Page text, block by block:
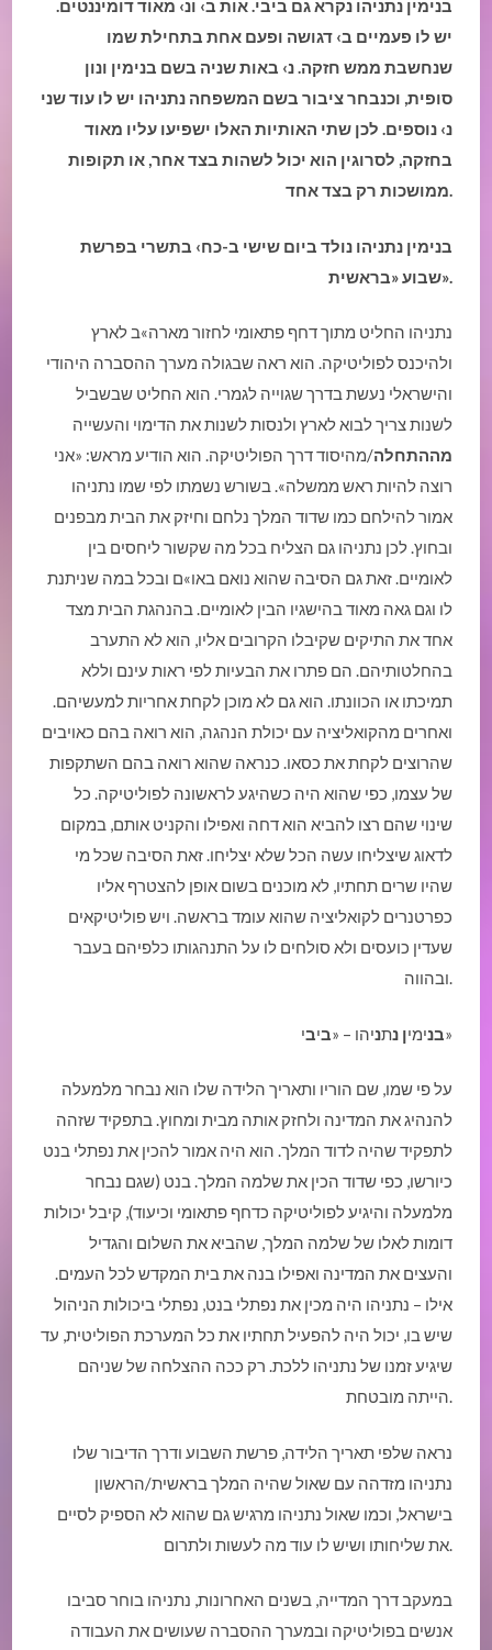
בנימין נתניהו נקרא גם ביבי. אות ב› ונ› מאוד דומיננטים.
יש לו פעמיים ב› דגושה ופעם אחת בתחילת שמו
שנחשבת ממש חזקה. נ› באות שניה בשם בנימין ונון
סופית, וכנבחר ציבור בשם המשפחה נתניהו יש לו עוד שני
נ› נוספים. לכן שתי האותיות האלו ישפיעו עליו מאוד
בחזקה, לסרוגין הוא יכול לשהות בצד אחר, או תקופות
ממושכות רק בצד אחד.
בנימין נתניהו נולד ביום שישי ב-כח› בתשרי בפרשת
שבוע «בראשית».
נתניהו החליט מתוך דחף פתאומי לחזור מארה»ב לארץ
ולהיכנס לפוליטיקה. הוא ראה שבגולה מערך ההסברה היהודי
והישראלי נעשת בדרך שגוייה לגמרי. הוא החליט שבשביל
לשנות צריך לבוא לארץ ולנסות לשנות את הדימוי והעשייה
מההתחלה/מהיסוד דרך הפוליטיקה. הוא הודיע מראש: «אני
רוצה להיות ראש ממשלה». בשורש נשמתו לפי שמו נתניהו
אמור להילחם כמו שדוד המלך נלחם וחיזק את הבית מבפנים
ובחוץ. לכן נתניהו גם הצליח בכל מה שקשור ליחסים בין
לאומיים. זאת גם הסיבה שהוא נואם באו»ם ובכל במה שניתנת
לו וגם גאה מאוד בהישגיו הבין לאומיים. בהנהגת הבית מצד
אחד את התיקים שקיבלו הקרובים אליו, הוא לא התערב
בהחלטותיהם. הם פתרו את הבעיות לפי ראות עינם וללא
תמיכתו או הכוונתו. הוא גם לא מוכן לקחת אחריות למעשיהם.
ואחרים מהקואליציה עם יכולת הנהגה, הוא רואה בהם כאויבים
שהרוצים לקחת את כסאו. כנראה שהוא רואה בהם השתקפות
של עצמו, כפי שהוא היה כשהיגע לראשונה לפוליטיקה. כל
שינוי שהם רצו להביא הוא דחה ואפילו והקניט אותם, במקום
לדאוג שיצליחו עשה הכל שלא יצליחו. זאת הסיבה שכל מי
שהיו שרים תחתיו, לא מוכנים בשום אופן להצטרף אליו
כפרטנרים לקואליציה שהוא עומד בראשה. ויש פוליטיקאים
שעדין כועסים ולא סולחים לו על התנהגותו כלפיהם בעבר
ובהווה.
בנימין נתניהו – «ביב י»
על פי שמו, שם הוריו ותאריך הלידה שלו הוא נבחר מלמעלה
להנהיג את המדינה ולחזק אותה מבית ומחוץ. בתפקיד שזהה
לתפקיד שהיה לדוד המלך. הוא היה אמור להכין את נפתלי בנט
כיורשו, כפי שדוד הכין את שלמה המלך. בנט (שגם נבחר
מלמעלה והיגיע לפוליטיקה כדחף פתאומי וכיעוד), קיבל יכולות
דומות לאלו של שלמה המלך, שהביא את השלום והגדיל
והעצים את המדינה ואפילו בנה את בית המקדש לכל העמים.
אילו – נתניהו היה מכין את נפתלי בנט, נפתלי ביכולות הניהול
שיש בו, יכול היה להפעיל תחתיו את כל המערכת הפוליטית, עד
שיגיע זמנו של נתניהו ללכת. רק ככה ההצלחה של שניהם
הייתה מובטחת.
נראה שלפי תאריך הלידה, פרשת השבוע ודרך הדיבור שלו
נתניהו מזדהה עם שאול שהיה המלך בראשית/הראשון
בישראל, וכמו שאול נתניהו מרגיש גם שהוא לא הספיק לסיים
את שליחותו ושיש לו עוד מה לעשות ולתרום.
במעקב דרך המדייה, בשנים האחרונות, נתניהו בוחר סביבו
אנשים בפוליטיקה ובמערך ההסברה שעושים את העבודה